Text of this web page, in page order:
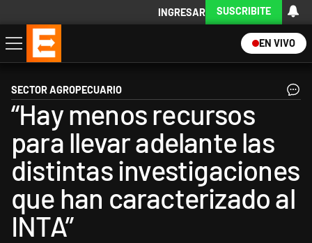
INGRESAR SUSCRIBITE
EN VIVO
Economía
Política
Internacional
Actualidad
Descargá la App
SECTOR AGROPECUARIO
“Hay menos recursos
para llevar adelante las
distintas investigaciones
que han caracterizado al
INTA”